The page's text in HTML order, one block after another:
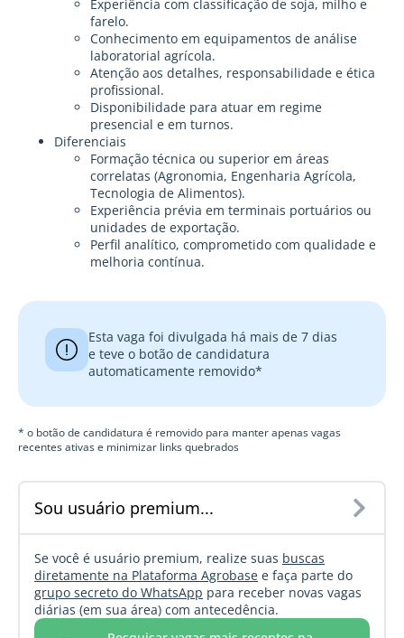
Experiência com classificação de soja, milho e
farelo.
Conhecimento em equipamentos de análise
laboratorial agrícola.
Atenção aos detalhes, responsabilidade e ética
profissional.
Disponibilidade para atuar em regime
presencial e em turnos.
Diferenciais
Formação técnica ou superior em áreas
correlatas (Agronomia, Engenharia Agrícola,
Tecnologia de Alimentos).
Experiência prévia em terminais portuários ou
unidades de exportação.
Perfil analítico, comprometido com qualidade e
melhoria contínua.
Esta vaga foi divulgada há mais de 7 dias
e teve o botão de candidatura
automaticamente removido*
* o botão de candidatura é removido para manter apenas vagas
recentes ativas e minimizar links quebrados
Sou usuário premium...
Se você é usuário premium, realize suas buscas
diretamente na Plataforma Agrobase e faça parte do
grupo secreto do WhatsApp para receber novas vagas
diárias (em sua área) com antecedência.